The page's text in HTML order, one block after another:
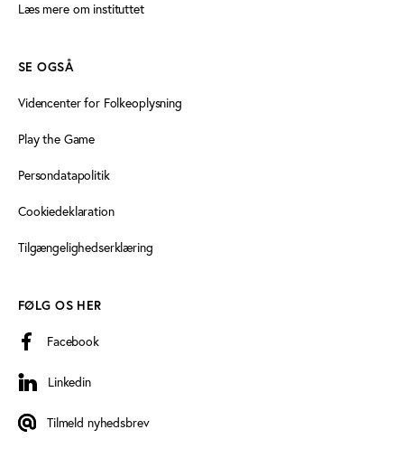
Læs mere om instituttet
SE OGSÅ
Videncenter for Folkeoplysning
Play the Game
Persondatapolitik
Cookiedeklaration
Tilgængelighedserklæring
FØLG OS HER
Facebook
Linkedin
Linkedin
Tilmeld nyhedsbrev
Tilmeld nyhedsbrev